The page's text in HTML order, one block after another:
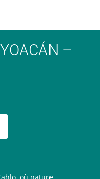
–
où nature